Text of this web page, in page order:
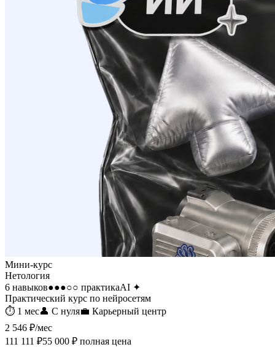
Мини-курс
Нетология
6 навыков●●●○○ практикаAI ✦
Практический курс по нейросетям
⏱ 1 мес👤 С нуля💼 Карьерный центр
2 546 ₽/мес
111 111 ₽55 000 ₽ полная цена